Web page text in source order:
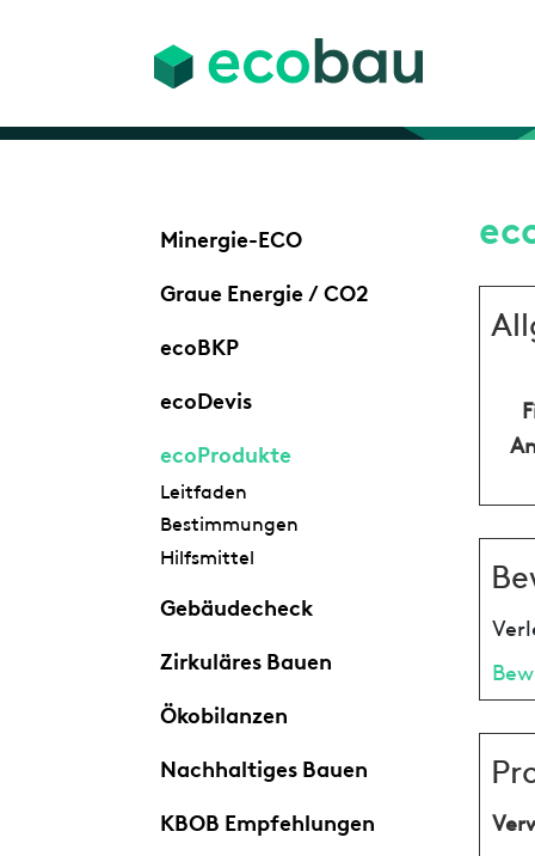
Minergie-ECO
Graue Energie / CO2
ecoBKP
ecoDevis
ecoProdukte
Leitfaden
Bestimmungen
Hilfsmittel
Gebäudecheck
Zirkuläres Bauen
Ökobilanzen
Nachhaltiges Bauen
KBOB Empfehlungen